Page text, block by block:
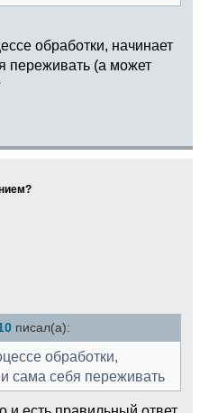
обработки, начинает
переживать (а может
писал(а):
обработки,
сама себя переживать